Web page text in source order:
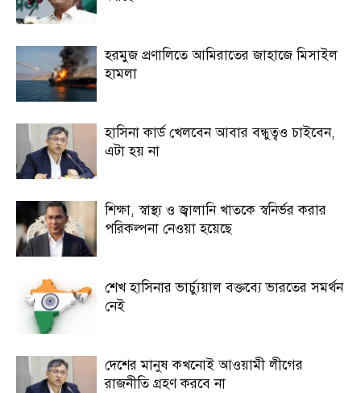
হরমুজ প্রণালিতে আমিরাতের জাহাজে মিসাইল
হামলা
হাসিনা কার্ড খেলবেন আবার বন্ধুত্বও চাইবেন,
এটা হয় না
শিক্ষা, স্বাস্থ্য ও জ্বালানি খাতকে স্বনির্ভর করার
পরিকল্পনা নেওয়া হয়েছে
শেখ হাসিনার ভার্চ্যুয়াল বক্তব্যে ভারতের সমর্থন
নেই
দেশের মানুষ কখনোই আওয়ামী লীগের
রাজনীতি গ্রহণ করবে না